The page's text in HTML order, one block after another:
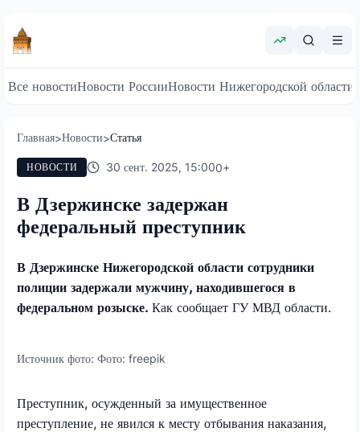
Все новостиНовости РоссииНовости Нижегородской области
Главная>Новости>Статья
НОВОСТИ 30 сент. 2025, 15:000+
В Дзержинске задержан
федеральный преступник
В Дзержинске Нижегородской области сотрудники
полиции задержали мужчину, находившегося в
федеральном розыске. Как сообщает ГУ МВД области.
Источник фото: Фото: freepik
Преступник, осужденный за имущественное
преступление, не явился к месту отбывания наказания,